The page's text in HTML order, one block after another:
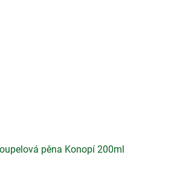
pěna Konopí 200ml